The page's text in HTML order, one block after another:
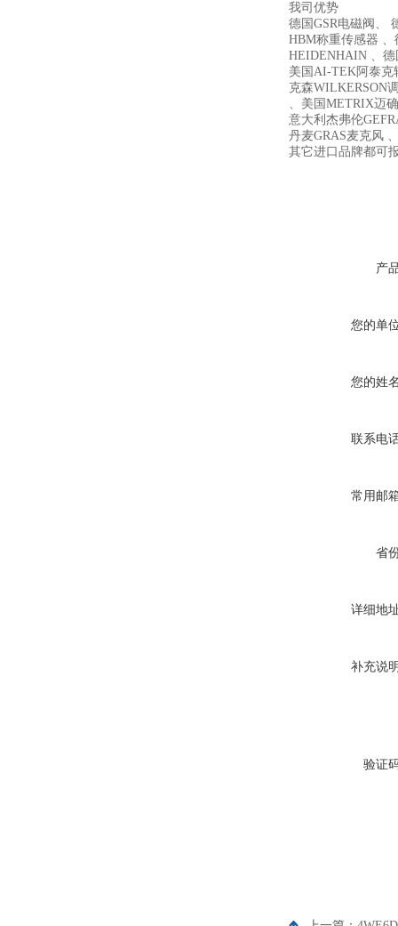
我司优势
德国GSR电磁阀、
HBM称重传感器
HEIDENHAIN 、德
美国AI-TEK阿泰克
克森WILKERSON
、美国METRIX迈确
意大利杰弗伦
丹麦GRAS麦克风
其它进口品牌都可
产
您的单
您的姓
联系电
常用邮
省
详细地
补充说
验证